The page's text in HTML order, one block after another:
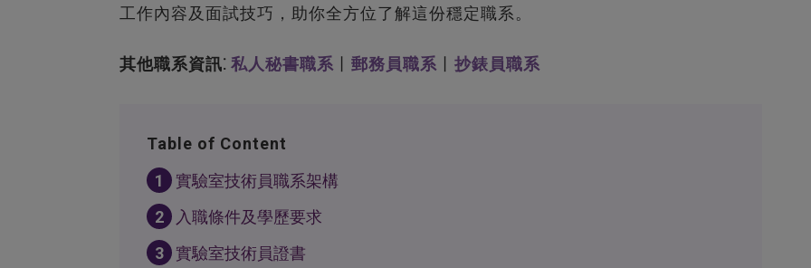
工作內容及面試技巧，助你全方位了解這份穩定職系。
其他職系資訊⁚ 私人秘書職系 郵務員職系 抄錶員職系
Table of Content
1
實驗室技術員職系架構
2
入職條件及學歷要求
3
實驗室技術員證書